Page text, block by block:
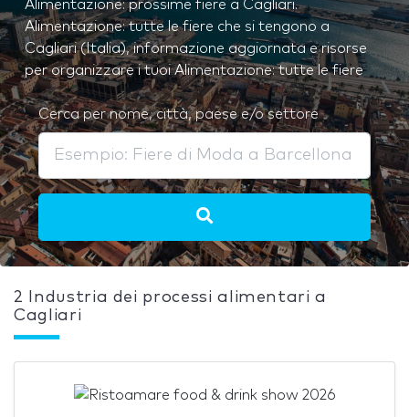
Alimentazione: prossime fiere a Cagliari.
Alimentazione: tutte le fiere che si tengono a
Cagliari (Italia), informazione aggiornata e risorse
per organizzare i tuoi Alimentazione: tutte le fiere
Cerca per nome, città, paese e/o settore
2 Industria dei processi alimentari a
Cagliari